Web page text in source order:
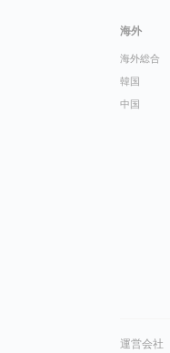
海外
海外総合
韓国
中国
運営会社